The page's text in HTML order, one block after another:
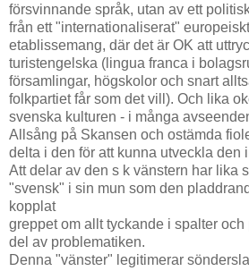
försvinnande språk, utan av ett
från ett "internationaliserat"
etablissemang, där det är OK att
turistengelska (lingua franca i
församlingar, högskolor och snart
folkpartiet får som det vill). Och lika
svenska kulturen - i många
Allsång på Skansen och ostämda
delta i den för att kunna utveckla den
Att delar av den s k vänstern har lika
"svensk" i sin mun som den
kopplat
greppet om allt tyckande i spalter
del av problematiken.
Denna "vänster" legitimerar